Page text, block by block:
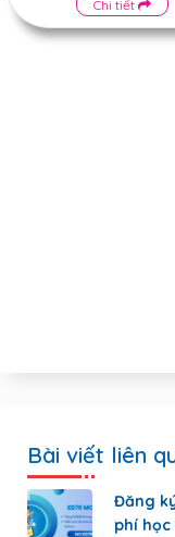
Chi tiết
Bài viết liên
Đăng
phí học